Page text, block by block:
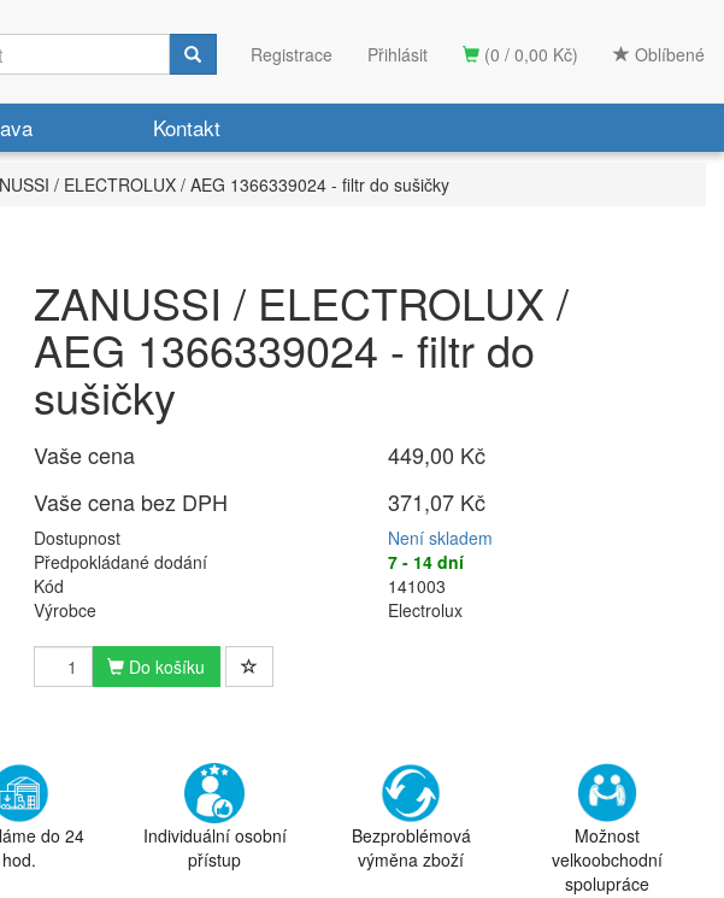
(0 / 0,00 Kč) Oblíbené
Registrace Přihlásit
Kontakt
/ ELECTROLUX / AEG 1366339024 - filtr do sušičky
ZANUSSI / ELECTROLUX /
AEG 1366339024 - filtr do
sušičky
Vaše cena
449,00 Kč
Vaše cena bez DPH
371,07 Kč
Dostupnost
Není skladem
Předpokládané dodání
7 - 14 dní
Kód
141003
Výrobce
Electrolux
Do košíku
do 24
hod.
Individuální osobní
přístup
Bezproblémová
výměna zboží
Možnost
velkoobchodní
spolupráce